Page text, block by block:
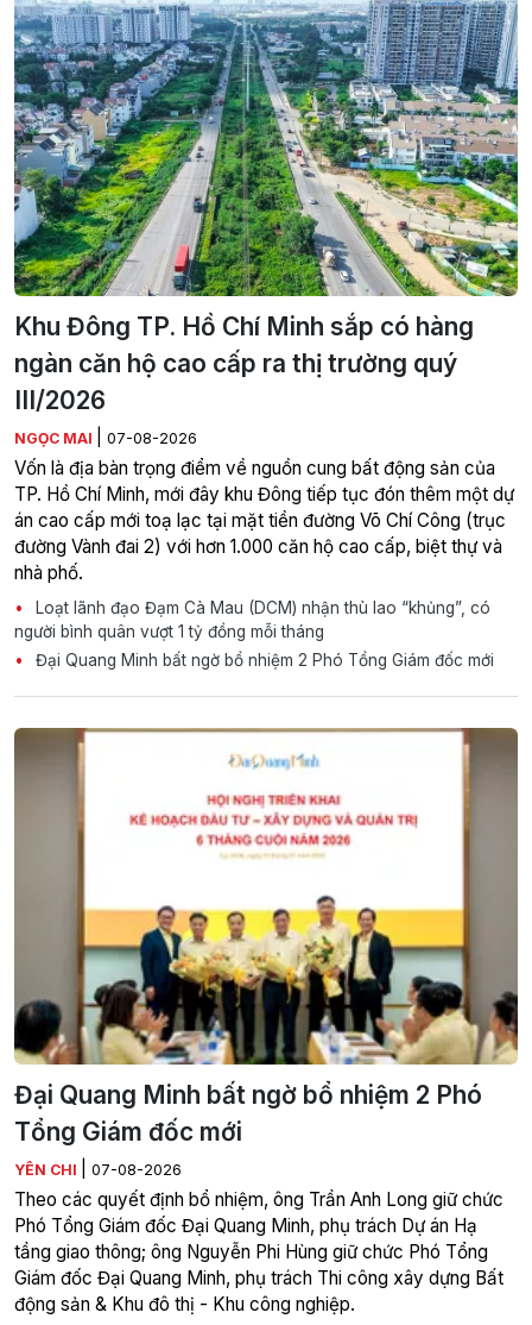
Khu Đông TP. Hồ Chí Minh sắp có hàng
ngàn căn hộ cao cấp ra thị trường quý
III/2026
NGỌC MAI 07-08-2026
Vốn là địa bàn trọng điểm về nguồn cung bất động sản của
TP. Hồ Chí Minh, mới đây khu Đông tiếp tục đón thêm một dự
án cao cấp mới toạ lạc tại mặt tiền đường Võ Chí Công (trục
đường Vành đai 2) với hơn 1.000 căn hộ cao cấp, biệt thự và
nhà phố.
Loạt lãnh đạo Đạm Cà Mau (DCM) nhận thù lao “khủng”, có
người bình quân vượt 1 tỷ đồng mỗi tháng
Đại Quang Minh bất ngờ bổ nhiệm 2 Phó Tổng Giám đốc mới
Đại Quang Minh bất ngờ bổ nhiệm 2 Phó
Tổng Giám đốc mới
YÊN CHI 07-08-2026
Theo các quyết định bổ nhiệm, ông Trần Anh Long giữ chức
Phó Tổng Giám đốc Đại Quang Minh, phụ trách Dự án Hạ
tầng giao thông; ông Nguyễn Phi Hùng giữ chức Phó Tổng
Giám đốc Đại Quang Minh, phụ trách Thi công xây dựng Bất
động sản & Khu đô thị - Khu công nghiệp.